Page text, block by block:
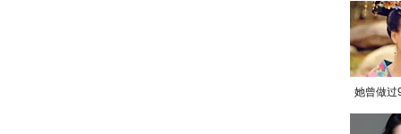
她曾做过